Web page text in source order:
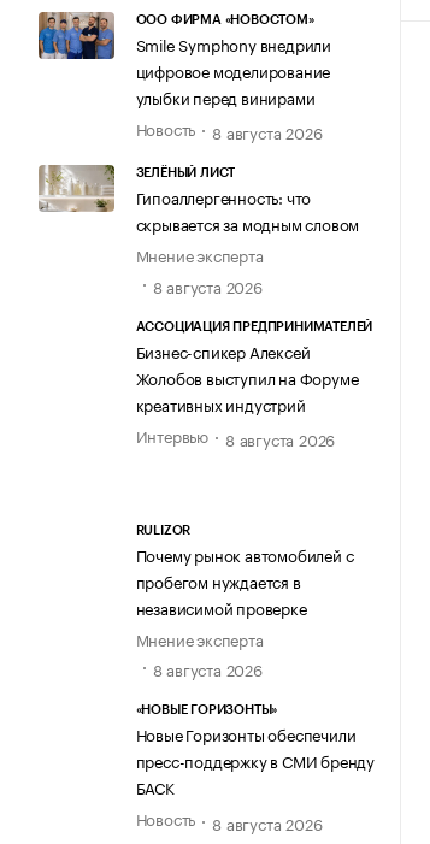
ООО ФИРМА «НОВОСТОМ»
Smile Symphony внедрили
цифровое моделирование
улыбки перед винирами
Новость
8 августа 2026
ЗЕЛЁНЫЙ ЛИСТ
Гипоаллергенность: что
скрывается за модным словом
Мнение эксперта
8 августа 2026
АССОЦИАЦИЯ ПРЕДПРИНИМАТЕЛЕЙ
Бизнес-спикер Алексей
Жолобов выступил на Форуме
креативных индустрий
Интервью
8 августа 2026
RULIZOR
Почему рынок автомобилей с
пробегом нуждается в
независимой проверке
Мнение эксперта
8 августа 2026
«НОВЫЕ ГОРИЗОНТЫ»
Новые Горизонты обеспечили
пресс-поддержку в СМИ бренду
БАСК
Новость
8 августа 2026